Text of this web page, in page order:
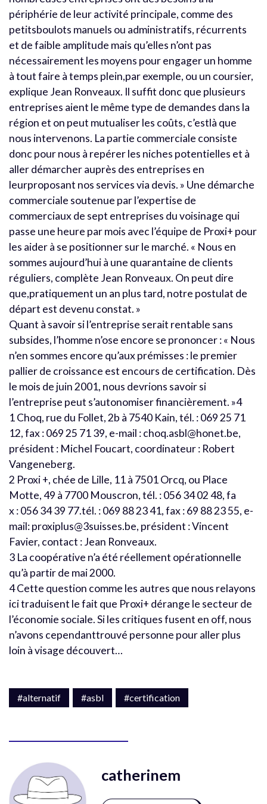
périphérie de leur activité principale, comme des
petitsboulots manuels ou administratifs, récurrents
et de faible amplitude mais qu’elles n’ont pas
nécessairement les moyens pour engager un homme
à tout faire à temps plein,par exemple, ou un coursier,
explique Jean Ronveaux. Il suffit donc que plusieurs
entreprises aient le même type de demandes dans la
région et on peut mutualiser les coûts, c’estlà que
nous intervenons. La partie commerciale consiste
donc pour nous à repérer les niches potentielles et à
aller démarcher auprès des entreprises en
leurproposant nos services via devis. » Une démarche
commerciale soutenue par l’expertise de
commerciaux de sept entreprises du voisinage qui
passe une heure par mois avec l’équipe de Proxi+ pour
les aider à se positionner sur le marché. « Nous en
sommes aujourd’hui à une quarantaine de clients
réguliers, complète Jean Ronveaux. On peut dire
que,pratiquement un an plus tard, notre postulat de
départ est devenu constat. »
Quant à savoir si l’entreprise serait rentable sans
subsides, l’homme n’ose encore se prononcer : « Nous
n’en sommes encore qu’aux prémisses : le premier
pallier de croissance est encours de certification. Dès
le mois de juin 2001, nous devrions savoir si
l’entreprise peut s’autonomiser financièrement. »4
1 Choq, rue du Follet, 2b à 7540 Kain, tél. : 069 25 71
12, fax : 069 25 71 39, e-mail : choq.asbl@honet.be,
président : Michel Foucart, coordinateur : Robert
Vangeneberg.
2 Proxi +, chée de Lille, 11 à 7501 Orcq, ou Place
Motte, 49 à 7700 Mouscron, tél. : 056 34 02 48, fa
x : 056 34 39 77.tél. : 069 88 23 41, fax : 69 88 23 55, e-
mail: proxiplus@3suisses.be, président : Vincent
Favier, contact : Jean Ronveaux.
3 La coopérative n’a été réellement opérationnelle
qu’à partir de mai 2000.
4 Cette question comme les autres que nous relayons
ici traduisent le fait que Proxi+ dérange le secteur de
l’économie sociale. Si les critiques fusent en off, nous
n’avons cependanttrouvé personne pour aller plus
loin à visage découvert…
#alternatif #asbl #certification
catherinem